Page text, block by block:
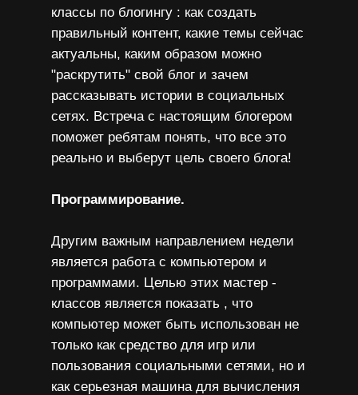
классы по блогингу : как создать
правильный контент, какие темы сейчас
актуальны, каким образом можно
"раскрутить" свой блог и зачем
рассказывать истории в социальных
сетях. Встреча с настоящим блогером
поможет ребятам понять, что все это
реально и выберут цель своего блога!
Программирование.
Другим важным направлением недели
является работа с компьютером и
программами. Целью этих мастер -
классов является показать , что
компьютер может быть использован не
только как средство для игр или
пользования социальными сетями, но и
как серьезная машина для вычисления